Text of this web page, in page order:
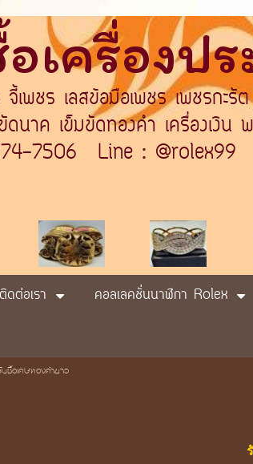
เครื่องป
เพชร เลสข้อมือเพชร เพชรกะ
นาค เข็มขัดทองคำ เครื่องเงิน
7506 Line : @rolex99
ต่อเรา คอลเลคชั่นนาฬิกา Rolex
ซื้อเศษทองคำขาว